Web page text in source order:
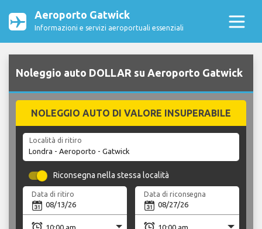
Aeroporto Gatwick
Informazioni e servizi aeroportuali essenziali
Noleggio auto DOLLAR su Aeroporto Gatwick
NOLEGGIO AUTO DI VALORE INSUPERABILE
Località di ritiro
Riconsegna nella stessa località
Data di ritiro Data di riconsegna